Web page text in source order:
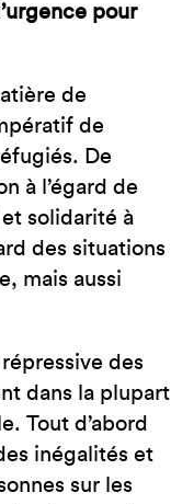
pour
de
de
De
à l’égard de
solidarité à
des situations
mais aussi
des
dans la plupart
Tout d’abord
inégalités et
sur les